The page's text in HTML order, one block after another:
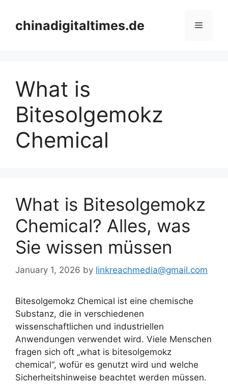
contentchinadigitaltimes.de Menu
What is
Bitesolgemokz
Chemical
What is Bitesolgemokz
Chemical? Alles, was
Sie wissen müssen
January 1, 2026 by linkreachmedia@gmail.com
Bitesolgemokz Chemical ist eine chemische
Substanz, die in verschiedenen
wissenschaftlichen und industriellen
Anwendungen verwendet wird. Viele Menschen
fragen sich oft „what is bitesolgemokz
chemical“, wofür es genutzt wird und welche
Sicherheitshinweise beachtet werden müssen.